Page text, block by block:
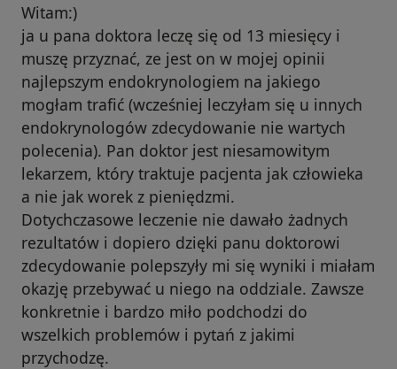
Witam:)
ja u pana doktora leczę się od 13 miesięcy i
muszę przyznać, ze jest on w mojej opinii
najlepszym endokrynologiem na jakiego
mogłam trafić (wcześniej leczyłam się u innych
endokrynologów zdecydowanie nie wartych
polecenia). Pan doktor jest niesamowitym
lekarzem, który traktuje pacjenta jak człowieka
a nie jak worek z pieniędzmi.
Dotychczasowe leczenie nie dawało żadnych
rezultatów i dopiero dzięki panu doktorowi
zdecydowanie polepszyły mi się wyniki i miałam
okazję przebywać u niego na oddziale. Zawsze
konkretnie i bardzo miło podchodzi do
wszelkich problemów i pytań z jakimi
przychodzę.